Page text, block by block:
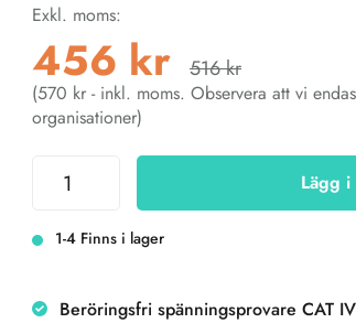
Exkl. moms:
456 kr 516 kr
(570 kr - inkl. moms. Observera att vi
organisationer)
Lägg
1-4 Finns i lager
Beröringsfri spänningsprovare CAT